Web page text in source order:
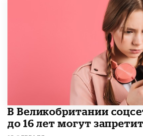
В Великобритании
до 16 лет могут